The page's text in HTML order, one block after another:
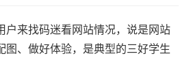
户来找码迷看网站情况，说是网站
图、做好体验，是典型的三好学生